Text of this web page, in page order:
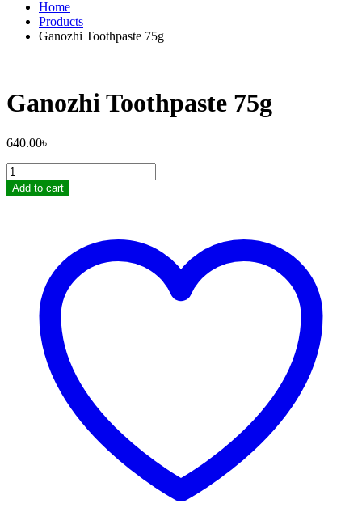
Home
Products
Ganozhi Toothpaste 75g
Ganozhi Toothpaste 75g
640.00৳
Ganozhi
Toothpaste
75g
Add to cart